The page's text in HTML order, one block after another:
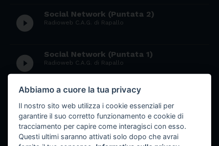
play_circle_filled Social Network (Puntata 2)
Radioweb C.A.G. di Rapallo
play_circle_filled Social Network (Puntata 1)
Radioweb C.A.G. di Rapallo
play_circle_filled Social Network (Puntata 0)
Radioweb C.A.G. di Rapallo
Italia bella mostrati gentile (puntata 12
Abbiamo a cuore la tua privacy
Il nostro sito web utilizza i cookie essenziali per
garantire il suo corretto funzionamento e cookie di
tracciamento per capire come interagisci con esso.
Questi ultimi saranno attivati solo dopo che avrai